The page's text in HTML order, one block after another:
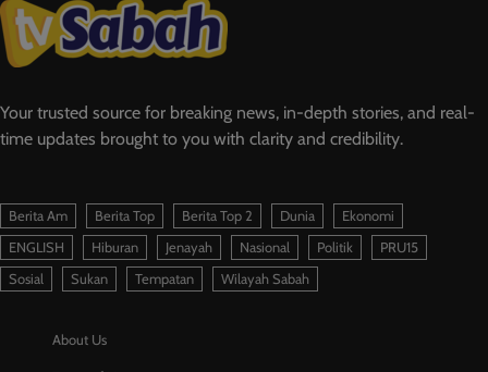
Your trusted source for breaking news, in-depth stories, and real-
time updates brought to you with clarity and credibility.
Berita Am Berita Top Berita Top 2 Dunia
Ekonomi
ENGLISH
Hiburan Jenayah Nasional Politik
PRU15
Sosial
Sukan Tempatan Wilayah Sabah
About Us